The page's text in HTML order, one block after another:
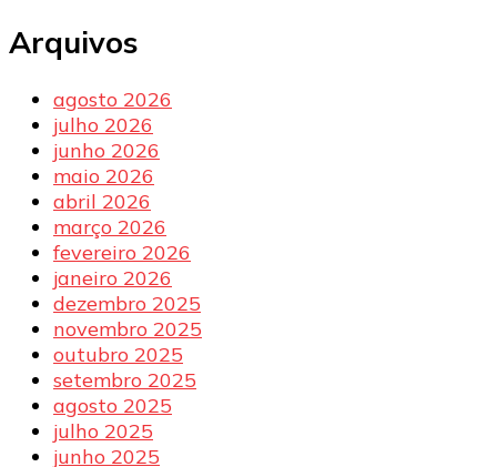
Arquivos
agosto 2026
julho 2026
junho 2026
maio 2026
abril 2026
março 2026
fevereiro 2026
janeiro 2026
dezembro 2025
novembro 2025
outubro 2025
setembro 2025
agosto 2025
julho 2025
junho 2025